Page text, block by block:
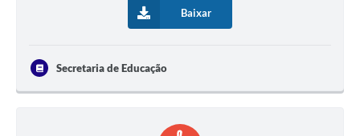
Baixar
Secretaria de Educação